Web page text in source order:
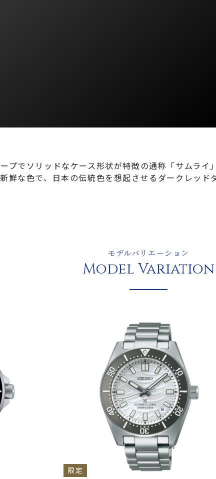
プでソリッドなケース形状が特徴の通称「サムラ
鮮な色で、日本の伝統色を想起させるダークレッド
モデルバリエーション
Model Variation
限定